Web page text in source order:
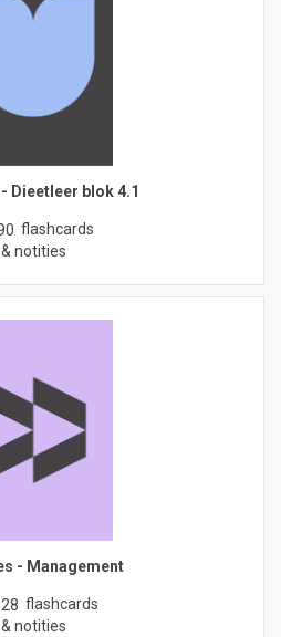
Dieetleer blok 4.1
flashcards
& notities
- Management
flashcards
& notities